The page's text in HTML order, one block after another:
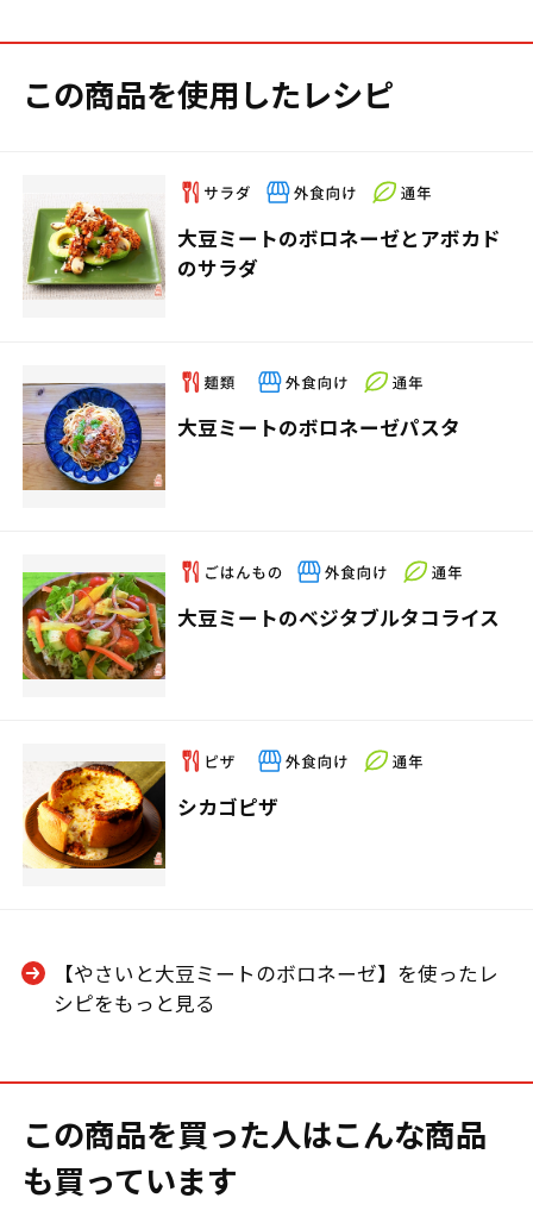
この商品を使用したレシピ
大豆ミートのボロネーゼとアボカド
のサラダ
大豆ミートのボロネーゼパスタ
大豆ミートのベジタブルタコライス
シカゴピザ
【やさいと大豆ミートのボロネーゼ】を使ったレ
シピをもっと見る
この商品を買った人はこんな商品
も買っています